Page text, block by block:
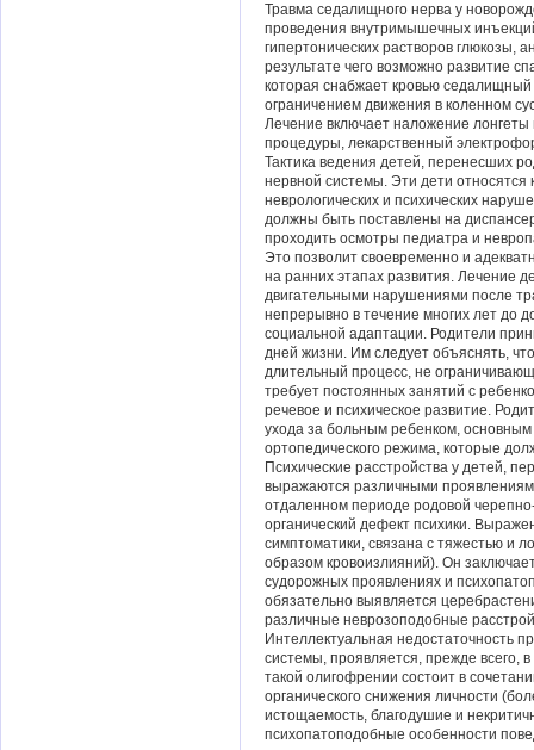
Травма седалищного нерва у
проведения внутримышечных
гипертонических растворов глюкозы,
результате чего возможно развитие
которая снабжает кровью
ограничением движения в коленном
Лечение включает наложение лонгеты
процедуры, лекарственный
Тактика ведения детей, перенесших
нервной системы. Эти дети относятся
неврологических и психических
должны быть поставлены на
проходить осмотры педиатра и
Это позволит своевременно и
на ранних этапах развития. Лечение
двигательными нарушениями после
непрерывно в течение многих лет до
социальной адаптации. Родители
дней жизни. Им следует объяснять,
длительный процесс, не
требует постоянных занятий с
речевое и психическое развитие.
ухода за больным ребенком,
ортопедического режима, которые
Психические расстройства у детей,
выражаются различными
отдаленном периоде родовой
органический дефект психики.
симптоматики, связана с тяжестью и
образом кровоизлияний). Он
судорожных проявлениях и
обязательно выявляется
различные неврозоподобные
Интеллектуальная недостаточность
системы, проявляется, прежде всего,
такой олигофрении состоит в
органического снижения личности
истощаемость, благодушие и
психопатоподобные особенности